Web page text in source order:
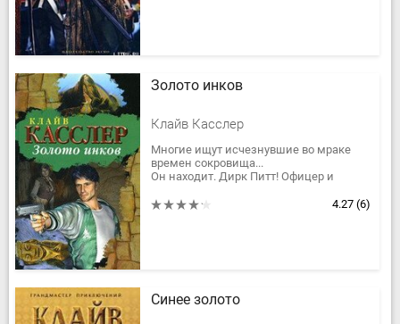
Золото инков
Клайв Касслер
Многие ищут исчезнувшие во мраке
времен сокровища...
Он находит. Дирк Питт! Офицер и
Дон Кихот и Терминатор.
4.27 (6)
Синее золото